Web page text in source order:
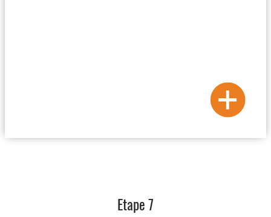
Etape 7